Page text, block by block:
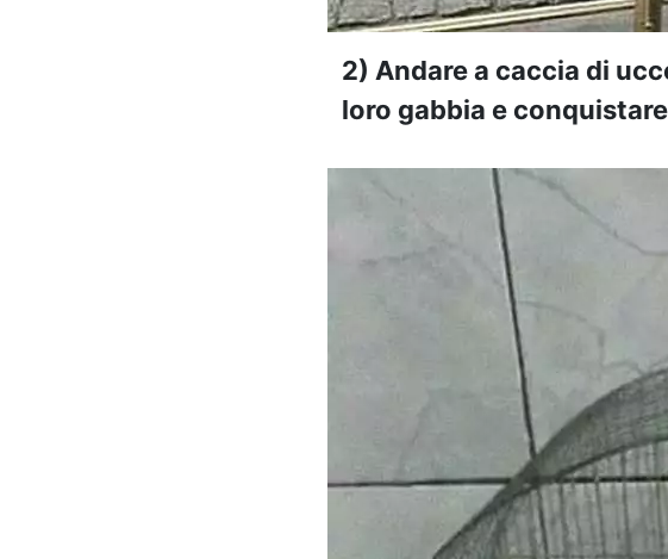
2) Andare a caccia di
loro gabbia e